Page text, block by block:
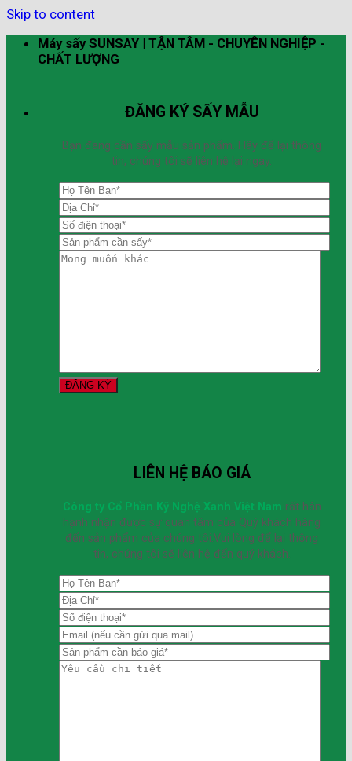
Skip to content
Máy sấy SUNSAY | TẬN TÂM - CHUYÊN NGHIỆP -
CHẤT LƯỢNG
ĐĂNG KÝ SẤY MẪU
Bạn đang cần sấy mẫu sản phẩm. Hãy để lại thông
tin, chúng tôi sẽ liên hệ lại ngay.
LIÊN HỆ BÁO GIÁ
Công ty Cổ Phần Kỹ Nghệ Xanh Việt Nam rất hân
hạnh nhận được sự quan tâm của Quý khách hàng
đến sản phẩm của chúng tôi.Vui lòng để lại thông
tin, chúng tôi sẽ liên hệ đến quý khách.